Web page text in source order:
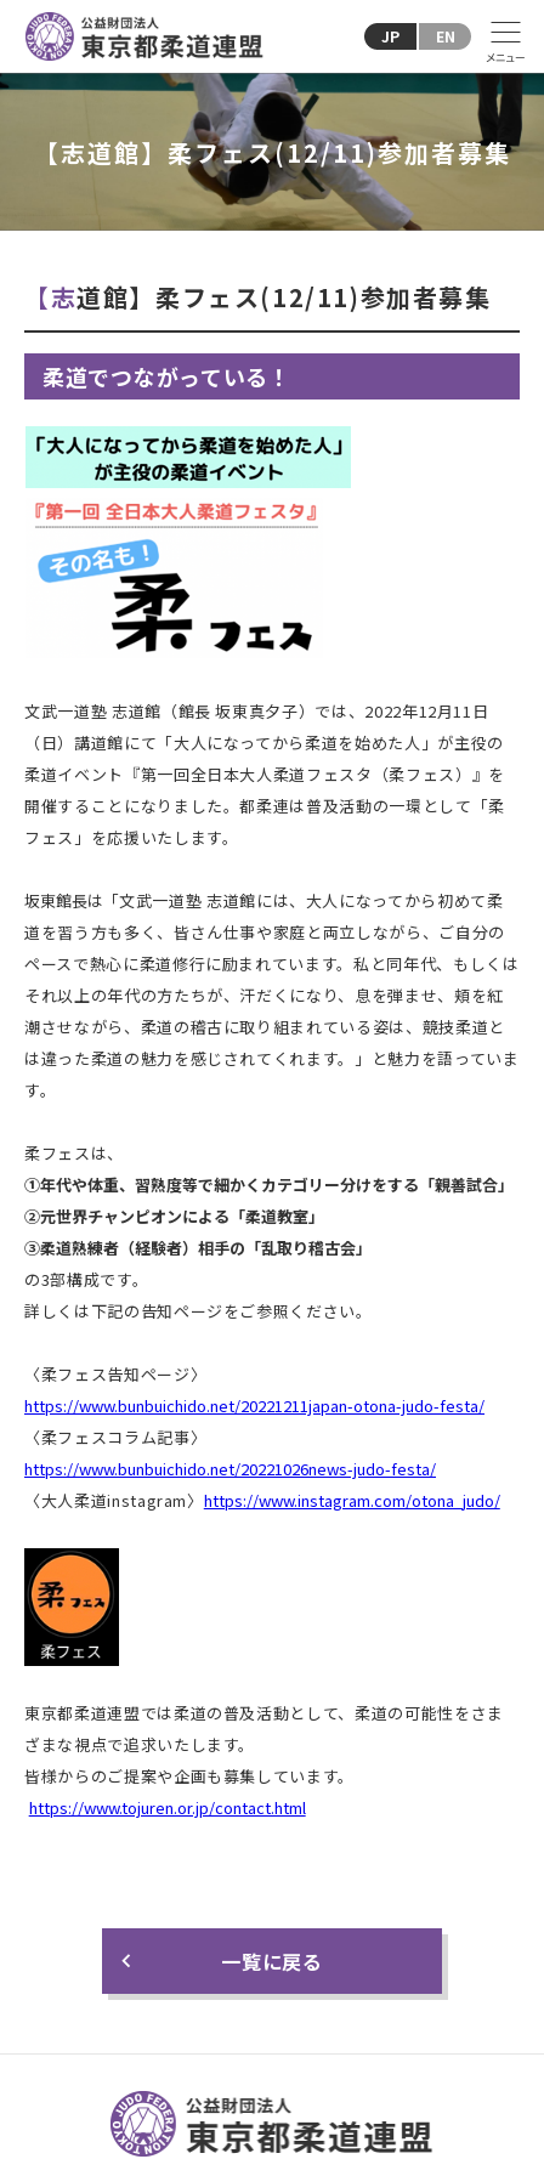
JP EN
【志道館】柔フェス(12/11)参加者募集
【志道館】柔フェス(12/11)参加者募集
柔道でつながっている！
文武一道塾 志道館（館長 坂東真夕子）では、2022年12月11日
（日）講道館にて「大人になってから柔道を始めた人」が主役の
柔道イベント『第一回全日本大人柔道フェスタ（柔フェス）』を
開催することになりました。都柔連は普及活動の一環として「柔
フェス」を応援いたします。
坂東館長は「文武一道塾 志道館には、大人になってから初めて柔
道を習う方も多く、皆さん仕事や家庭と両立しながら、ご自分の
ペースで熱心に柔道修行に励まれています。私と同年代、もしくは
それ以上の年代の方たちが、汗だくになり、息を弾ませ、頬を紅
潮させながら、柔道の稽古に取り組まれている姿は、競技柔道と
は違った柔道の魅力を感じされてくれます。」と魅力を語っていま
す。
柔フェスは、
①年代や体重、習熟度等で細かくカテゴリー分けをする「親善試合」
②元世界チャンピオンによる「柔道教室」
③柔道熟練者（経験者）相手の「乱取り稽古会」
の3部構成です。
詳しくは下記の告知ページをご参照ください。
〈柔フェス告知ページ〉
https://www.bunbuichido.net/20221211japan-otona-judo-festa/
〈柔フェスコラム記事〉
https://www.bunbuichido.net/20221026news-judo-festa/
〈大人柔道instagram〉 https://www.instagram.com/otona_judo/
東京都柔道連盟では柔道の普及活動として、柔道の可能性をさま
ざまな視点で追求いたします。
皆様からのご提案や企画も募集しています。
https://www.tojuren.or.jp/contact.html
一覧に戻る